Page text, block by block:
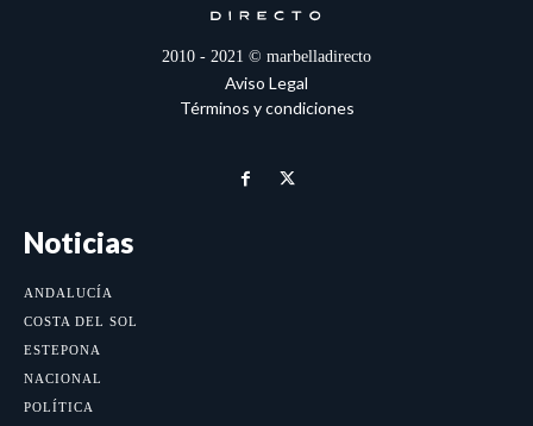
2010 - 2021 © marbelladirecto
Aviso Legal
Términos y condiciones
Noticias
ANDALUCÍA
COSTA DEL SOL
ESTEPONA
NACIONAL
POLÍTICA